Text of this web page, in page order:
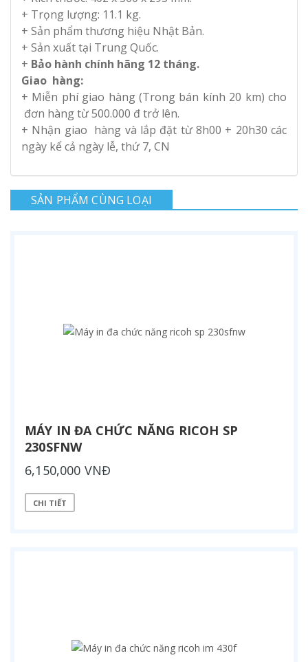
+ Trọng lượng: 11.1 kg.
+ Sản phẩm thương hiệu Nhật Bản.
+ Sản xuất tại Trung Quốc.
+ Bảo hành chính hãng 12 tháng.
Giao hàng:
+ Miễn phí giao hàng (Trong bán kính 20 km) cho
đơn hàng từ 500.000 đ trở lên.
+ Nhận giao hàng và lắp đặt từ 8h00 + 20h30 các
ngày kể cả ngày lễ, thứ 7, CN
SẢN PHẨM CÙNG LOẠI
MÁY IN ĐA CHỨC NĂNG RICOH SP
230SFNW
6,150,000 VNĐ
CHI TIẾT